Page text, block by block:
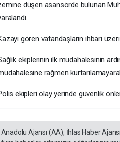
düşen asansörde bulunan
gören vatandaşların ihbarı
ekiplerinin ilk müdahalesinin
rağmen
ekipleri olay yerinde güvenlik
Anadolu Ajansı (AA), İhlas Haber